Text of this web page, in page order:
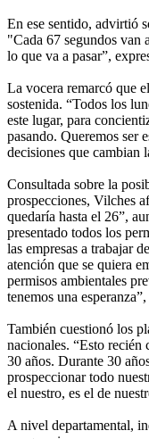
En ese sentido, advirtió
"Cada 67 segundos van
lo que va a pasar”,
La vocera remarcó que
sostenida. “Todos los
este lugar, para
pasando. Queremos ser
decisiones que cambian
Consultada sobre la
prospecciones, Vilches
quedaría hasta el 26”,
presentado todos los
las empresas a trabajar
atención que se quiera
permisos ambientales
tenemos una
También cuestionó los
nacionales. “Esto recién
30 años. Durante 30
prospeccionar todo
el nuestro, es el de
A nivel departamental,